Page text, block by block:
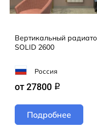
Вертикальный
SOLID 2600
Россия
от 27800 q
Подробнее